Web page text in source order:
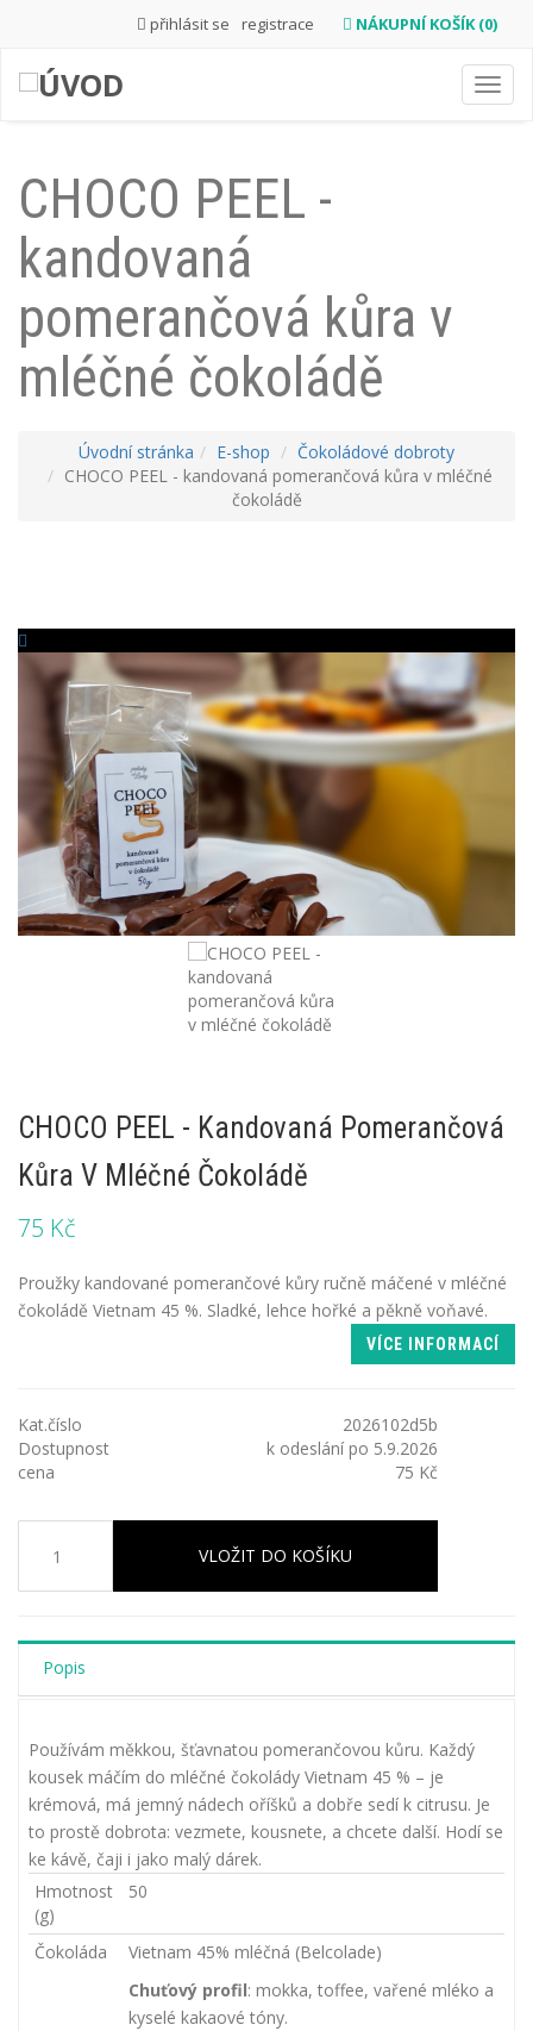
přihlásit se registrace NÁKUPNÍ KOŠÍK (0)
CHOCO PEEL -
kandovaná
pomerančová kůra v
mléčné čokoládě
Úvodní stránka E-shop
Čokoládové dobroty
CHOCO PEEL - kandovaná pomerančová kůra v mléčné
čokoládě
CHOCO PEEL - Kandovaná Pomerančová
Kůra V Mléčné Čokoládě
75 Kč
Proužky kandované pomerančové kůry ručně máčené v mléčné
čokoládě Vietnam 45 %. Sladké, lehce hořké a pěkně voňavé.
VÍCE INFORMACÍ
Kat.číslo
2026102d5b
Dostupnost
k odeslání po 5.9.2026
cena
75 Kč
VLOŽIT DO KOŠÍKU
Popis
Používám měkkou, šťavnatou pomerančovou kůru. Každý
kousek máčím do mléčné čokolády Vietnam 45 % – je
krémová, má jemný nádech oříšků a dobře sedí k citrusu. Je
to prostě dobrota: vezmete, kousnete, a chcete další. Hodí se
ke kávě, čaji i jako malý dárek.
Hmotnost
(g)
50
Čokoláda
Vietnam 45% mléčná (Belcolade)
Chuťový profil: mokka, toffee, vařené mléko a
kyselé kakaové tóny.